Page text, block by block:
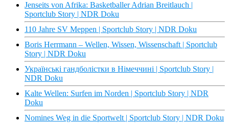
Jenseits von Afrika: Basketballer Adrian Breitlauch |
Sportclub Story | NDR Doku
110 Jahre SV Meppen | Sportclub Story | NDR Doku
Boris Herrmann – Wellen, Wissen, Wissenschaft | Sportclub
Story | NDR Doku
Українські гандболістки в Німеччині | Sportclub Story |
NDR Doku
Kalte Wellen: Surfen im Norden | Sportclub Story | NDR
Doku
Nomines Weg in die Sportwelt | Sportclub Story | NDR Doku